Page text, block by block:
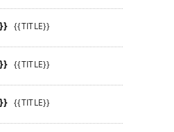
{{TITLE}}
{{TITLE}}
{{TITLE}}